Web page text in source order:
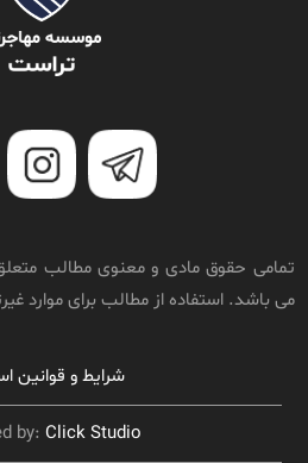
گفتگو با مبینا ؛ تجربه
مهدی
گفتگو با
امیررضا
گفتگو با امیررضا ؛ تجربه
گفتگو با
تمامی حقوق مادی و معنوی مطالب
می باشد. استفاده از مطالب برای موارد
شرایط و قوانین
by: Click Studio